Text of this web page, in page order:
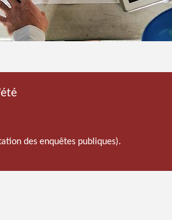
des enquêtes publiques).